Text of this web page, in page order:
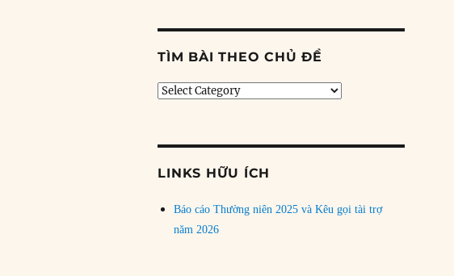
TÌM BÀI THEO CHỦ ĐỀ
Tìm
LINKS HỮU ÍCH
Báo cáo Thường niên 2025 và Kêu gọi tài trợ
năm 2026